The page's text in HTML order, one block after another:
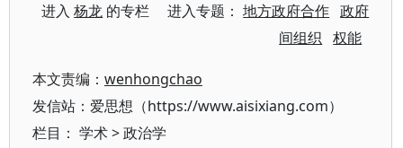
进入杨龙 的专栏 进入专题：地方政府合作 政府
间组织
权能
本文责编： wenhongchao
发信站：爱思想（https://www.aisixiang.com）
栏目： 学术>政治学